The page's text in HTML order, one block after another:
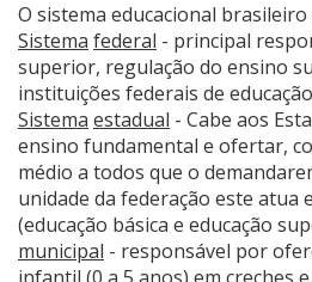
O sistema educacional
Sistema federal - principal
superior, regulação do ensino
instituições federais de
Sistema estadual - Cabe aos
ensino fundamental e ofertar,
médio a todos que o
unidade da federação este atua
(educação básica e educação
municipal - responsável por